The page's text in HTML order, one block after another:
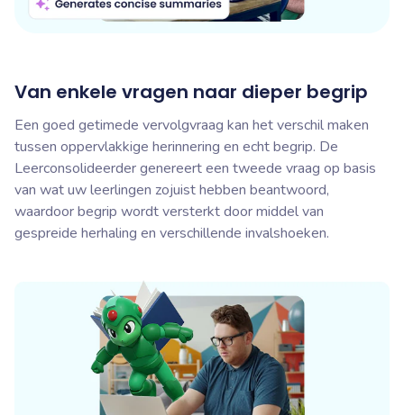
Van enkele vragen naar dieper begrip
Een goed getimede vervolgvraag kan het verschil maken
tussen oppervlakkige herinnering en echt begrip. De
Leerconsolideerder genereert een tweede vraag op basis
van wat uw leerlingen zojuist hebben beantwoord,
waardoor begrip wordt versterkt door middel van
gespreide herhaling en verschillende invalshoeken.